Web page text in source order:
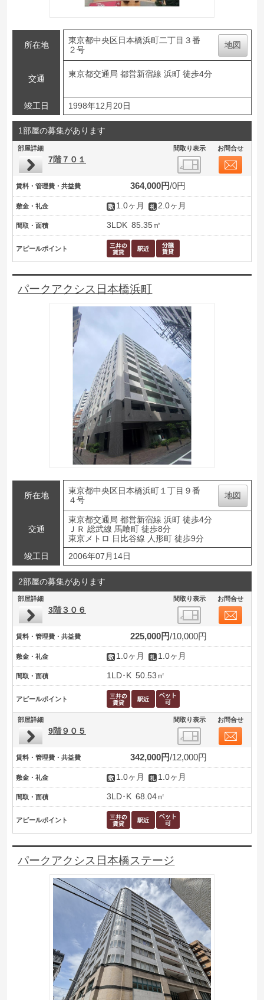
所在地
東京都中央区日本橋浜町二丁目３番
２号
地図
交通
東京都交通局 都営新宿線 浜町 徒歩4分
竣工日 1998年12月20日
1部屋の募集があります
部屋詳細 間取り表示 お問合せ
7階７０１
賃料・管理費・共益費 364,000円 0円
敷金・礼金 1.0ヶ月 2.0ヶ月
間取・面積 3LDK 85.35㎡
アピールポイント
パークアクシス日本橋浜町
所在地
東京都中央区日本橋浜町１丁目９番
４号
地図
交通
東京都交通局 都営新宿線 浜町 徒歩4分
ＪＲ 総武線 馬喰町 徒歩8分
東京メトロ 日比谷線 人形町 徒歩9分
竣工日
2006年07月14日
2部屋の募集があります
部屋詳細 間取り表示 お問合せ
3階３０６
賃料・管理費・共益費 225,000円 10,000円
敷金・礼金 1.0ヶ月 1.0ヶ月
間取・面積 1LD･K 50.53㎡
アピールポイント
部屋詳細 間取り表示 お問合せ
9階９０５
賃料・管理費・共益費 342,000円 12,000円
敷金・礼金 1.0ヶ月 1.0ヶ月
間取・面積 3LD･K 68.04㎡
アピールポイント
パークアクシス日本橋ステージ